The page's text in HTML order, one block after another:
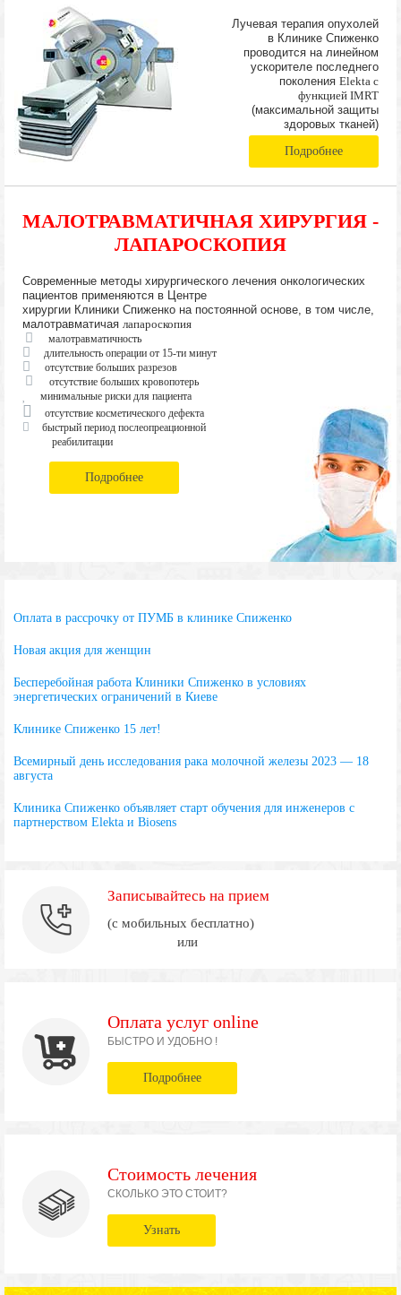
Лучевая терапия опухолей
в Клинике Спиженко
проводится на линейном
ускорителе последнего
поколения Elekta с
функцией IMRT
(максимальной защиты
здоровых тканей)
Подробнее
МАЛОТРАВМАТИЧНАЯ ХИРУРГИЯ -
ЛАПАРОСКОПИЯ
Современные методы хирургического лечения онкологических
пациентов применяются в Центре
хирургии Клиники Спиженко на постоянной основе, в том числе,
малотравматичая лапароскопия
малотравматичность
длительность операции от 15-ти минут
отсутствие больших разрезов
отсутствие больших кровопотерь
минимальные риски для пациента
отсутствие косметического дефекта
быстрый период послеопреационной
реабилитации
Подробнее
Оплата в рассрочку от ПУМБ в клинике Спиженко
Новая акция для женщин
Бесперебойная работа Клиники Спиженко в условиях
энергетических ограничений в Киеве
Клинике Спиженко 15 лет!
Всемирный день исследования рака молочной железы 2023 — 18
августа
Клиника Спиженко объявляет старт обучения для инженеров с
партнерством Elekta и Biosens
Записывайтесь на прием
(с мобильных бесплатно)
или
Оплата услуг online
БЫСТРО И УДОБНО !
Подробнее
Стоимость лечения
СКОЛЬКО ЭТО СТОИТ?
Узнать